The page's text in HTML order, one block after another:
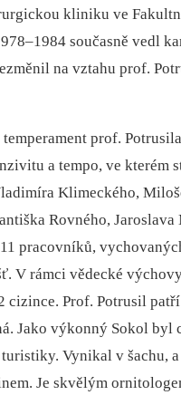
kliniku ve
současně vedl
na vztahu prof.
prof.
a tempo, ve kterém
Klimeckého,
Rovného, Jaroslava
pracovníků,
V rámci vědecké
cizince. Prof. Potrusil
Jako výkonný Sokol
Vynikal v šachu,
Je skvělým